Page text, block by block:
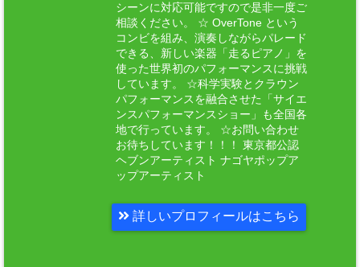
シーンに対応可能ですので是非一度ご
相談ください。 ☆ OverTone という
コンビを組み、演奏しながらパレード
できる、新しい楽器「走るピアノ」を
使った世界初のパフォーマンスに挑戦
しています。 ☆科学実験とクラウン
パフォーマンスを融合させた「サイエ
ンスパフォーマンスショー」も全国各
地で行っています。 ☆お問い合わせ
お待ちしています！！！ 東京都公認
ヘブンアーティスト ナゴヤポップア
ップアーティスト
詳しいプロフィールはこちら